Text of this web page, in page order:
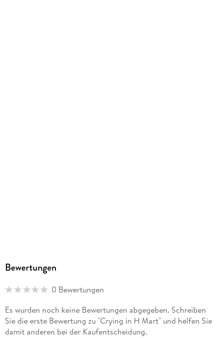
Bewertungen
0 Bewertungen
Es wurden noch keine Bewertungen abgegeben. Schreiben
Sie die erste Bewertung zu "Crying in H Mart" und helfen Sie
damit anderen bei der Kaufentscheidung.